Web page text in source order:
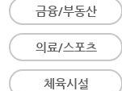
금융/부동산
의료/스포츠
체육시설